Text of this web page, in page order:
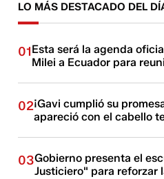
LO MÁS DESTACADO DEL
01Esta será la agenda
Milei a Ecuador para
02¡Gavi cumplió su
apareció con el cabello
03Gobierno presenta el
Justiciero" para reforzar